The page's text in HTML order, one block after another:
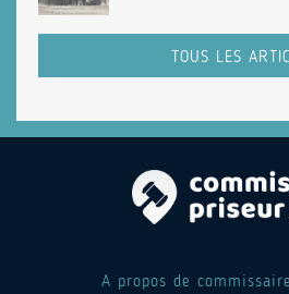
TOUS LES
A propos de